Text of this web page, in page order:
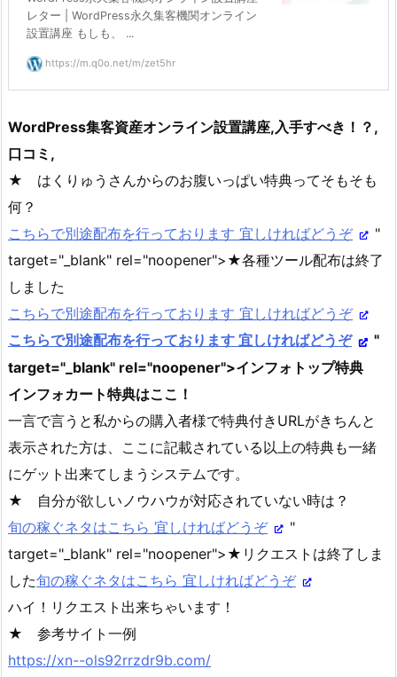
レター | WordPress永久集客機関オンライン
設置講座 もしも、 ...
https://m.q0o.net/m/zet5hr
WordPress集客資産オンライン設置講座,入手すべき！？,
口コミ,
★ はくりゅうさんからのお腹いっぱい特典ってそもそも
何？
こちらで別途配布を行っております 宜しければどうぞ
"
target="_blank" rel="noopener">★各種ツール配布は終了
しました
こちらで別途配布を行っております 宜しければどうぞ
こちらで別途配布を行っております 宜しければどうぞ
"
target="_blank" rel="noopener">インフォトップ特典
インフォカート特典はここ！
一言で言うと私からの購入者様で特典付きURLがきちんと
表示された方は、ここに記載されている以上の特典も一緒
にゲット出来てしまうシステムです。
★ 自分が欲しいノウハウが対応されていない時は？
旬の稼ぐネタはこちら 宜しければどうぞ
"
target="_blank" rel="noopener">★リクエストは終了しま
した旬の稼ぐネタはこちら 宜しければどうぞ
ハイ！リクエスト出来ちゃいます！
★ 参考サイト一例
https://xn--ols92rrzdr9b.com/